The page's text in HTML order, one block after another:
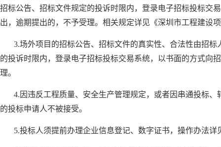
招标公告、招标文件规定的投诉时限内，登录电子招标投标交
出，逾期提出的，不予受理。相关规定详见《深圳市工程建设
3.场外项目的招标公告、招标文件的真实性、合法性由招
的投诉时限内，登录电子招标投标交易系统，以书面的方式向
理。
4.因违反工程质量、安全生产管理规定，或者因串通投标
的投标申请人不被接受。
5.投标人须提前办理企业信息登记、数字证书，操作办法详